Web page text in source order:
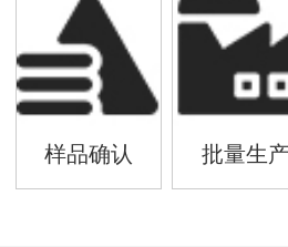
样品确认 批量生